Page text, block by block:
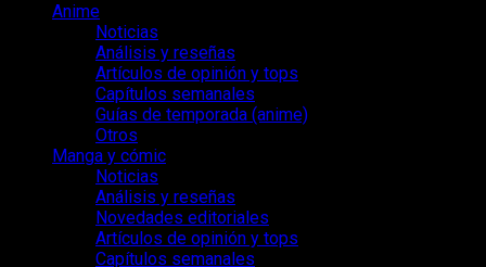
Anime
Noticias
Análisis y reseñas
Artículos de opinión y tops
Capítulos semanales
Guías de temporada (anime)
Otros
Manga y cómic
Noticias
Análisis y reseñas
Novedades editoriales
Artículos de opinión y tops
Capítulos semanales